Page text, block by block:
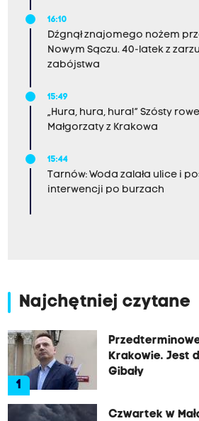
16:10
Dźgnął znajomego nożem
Nowym Sączu. 40-latek z
zabójstwa
15:49
„Hura, hura, hura!” Szósty
Małgorzaty z Krakowa
15:44
Tarnów: Woda zalała ulice i
interwencji po burzach
Najchętniej czytane
1
Krakowie. Jest
Gibały
Czwartek w